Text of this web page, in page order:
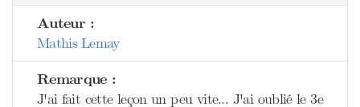
Auteur :
Mathis Lemay
Remarque :
J'ai fait cette leçon un peu vite... J'ai oublié le 3e